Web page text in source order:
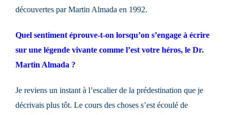
découvertes par Martin Almada en 1992.
Quel sentiment éprouve-t-on lorsqu’on s’engage à écrire
sur une légende vivante comme l’est votre héros, le Dr.
Martin Almada ?
Je reviens un instant à l’escalier de la prédestination que je
décrivais plus tôt. Le cours des choses s’est écoulé de